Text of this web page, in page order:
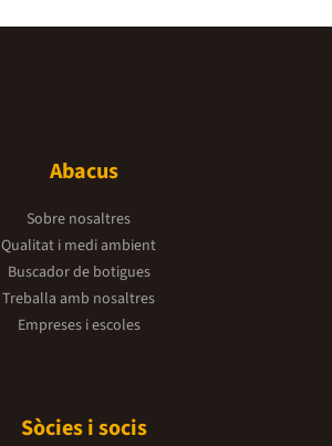
Abacus
Sobre nosaltres
Qualitat i medi ambient
Buscador de botigues
Treballa amb nosaltres
Empreses i escoles
Sòcies i socis